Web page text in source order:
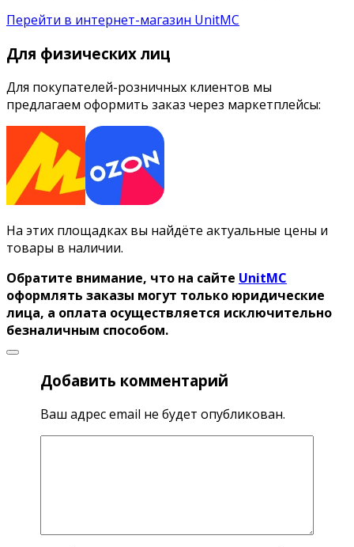
Перейти в интернет-магазин UnitMC
Для физических лиц
Для покупателей-розничных клиентов мы
предлагаем оформить заказ через маркетплейсы:
На этих площадках вы найдёте актуальные цены и
товары в наличии.
Обратите внимание, что на сайте UnitMC
оформлять заказы могут только юридические
лица, а оплата осуществляется исключительно
безналичным способом.
Добавить комментарий
Ваш адрес email не будет опубликован.